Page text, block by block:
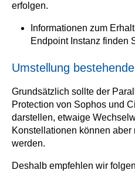
erfolgen.
Informationen zum
Endpoint Instanz finden
Umstellung
Grundsätzlich sollte der
Protection von Sophos und
darstellen, etwaige
Konstellationen können
werden.
Deshalb empfehlen wir